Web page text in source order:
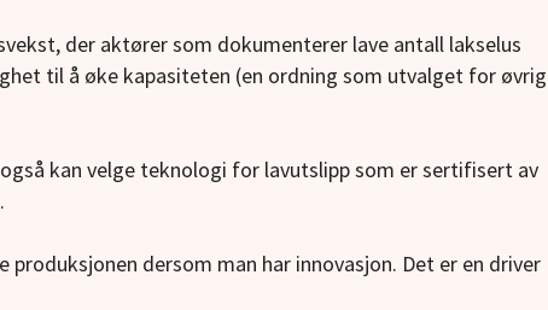
der aktører som dokumenterer lave antall lakselus
til å øke kapasiteten (en ordning som utvalget for øvrig
kan velge teknologi for lavutslipp som ersertifisert av
dersom man har innovasjon. Det er en driver